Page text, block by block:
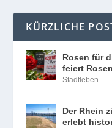
KÜRZLICHE
Rosen für
feiert
Stadtleben
Der Rhein
erlebt